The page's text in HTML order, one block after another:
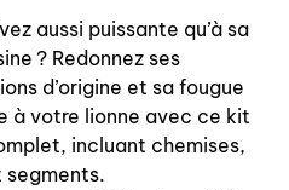
aussi puissante qu’à sa
? Redonnez ses
d’origine et sa fougue
à votre lionne avec ce kit
incluant chemises,
segments.